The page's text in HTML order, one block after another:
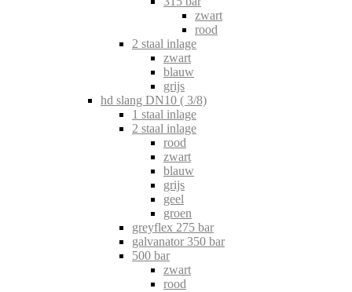
zwart
rood
2 staal inlage
zwart
blauw
grijs
hd slang DN10 ( 3/8)
1 staal inlage
2 staal inlage
rood
zwart
blauw
grijs
geel
groen
greyflex 275 bar
galvanator 350 bar
500 bar
zwart
rood